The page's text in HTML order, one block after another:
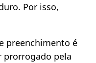
Por isso,
preenchimento é
prorrogado pela